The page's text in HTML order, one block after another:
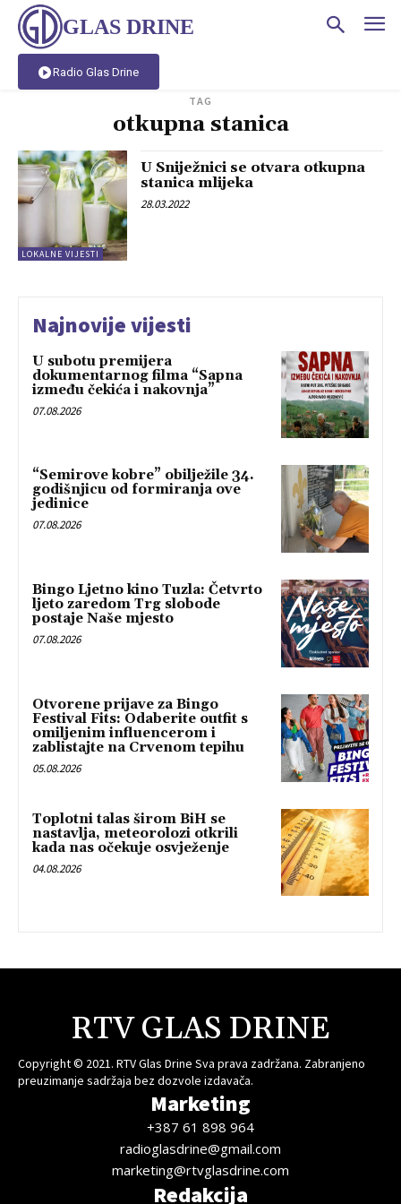
GLAS DRINE
Radio Glas Drine
TAG
otkupna stanica
LOKALNE VIJESTI
U Sniježnici se otvara otkupna
stanica mlijeka
28.03.2022
Najnovije vijesti
U subotu premijera
dokumentarnog filma “Sapna
između čekića i nakovnja”
07.08.2026
“Semirove kobre” obilježile 34.
godišnjicu od formiranja ove
jedinice
07.08.2026
Bingo Ljetno kino Tuzla: Četvrto
ljeto zaredom Trg slobode
postaje Naše mjesto
07.08.2026
Otvorene prijave za Bingo
Festival Fits: Odaberite outfit s
omiljenim influencerom i
zablistajte na Crvenom tepihu
05.08.2026
Toplotni talas širom BiH se
nastavlja, meteorolozi otkrili
kada nas očekuje osvježenje
04.08.2026
RTV GLAS DRINE
Copyright © 2021. RTV Glas Drine Sva prava zadržana. Zabranjeno
preuzimanje sadržaja bez dozvole izdavača.
Marketing
+387 61 898 964
radioglasdrine@gmail.com
marketing@rtvglasdrine.com
Redakcija